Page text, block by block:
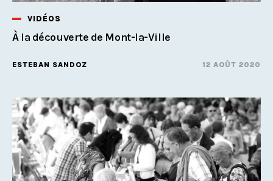
VIDÉOS
À la découverte de Mont-la-Ville
ESTEBAN SANDOZ 12 AOÛT 2020